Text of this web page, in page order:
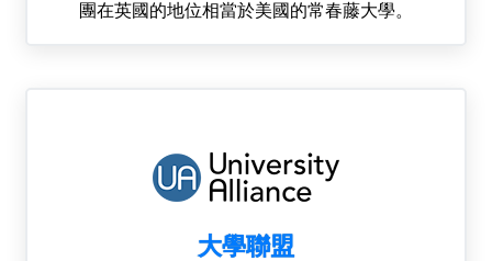
團在英國的地位相當於美國的常春藤大學。
大學聯盟